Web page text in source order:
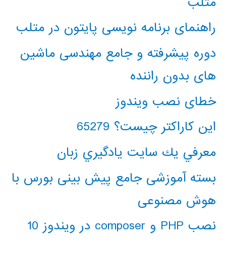
راهنمای برنامه نویسی پایتون در متلب
دوره پیشرفته و جامع مهندسی ماشین
های بدون راننده
خطای نصب ویندوز
این کاراکتر چیست؟ 65279
معرفي يك سايت يادگيري زبان
بسته آموزشی جامع پیش بینی بورس با
هوش مصنوعی
نصب PHP و composer در ویندوز 10